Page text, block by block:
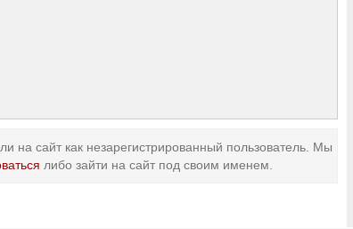
на сайт как незарегистрированный пользователь. Мы
либо зайти на сайт под своим именем.